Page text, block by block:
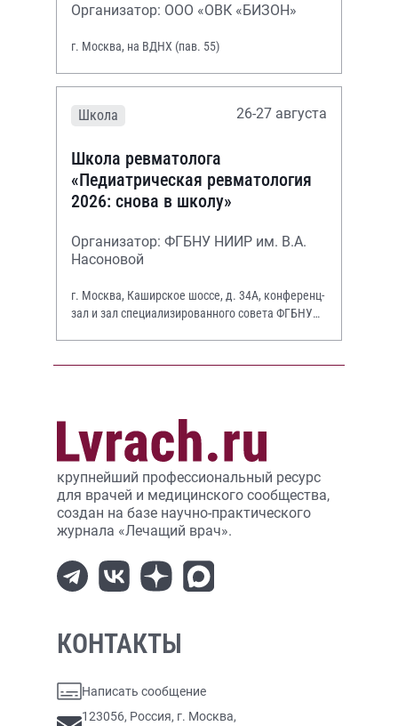
Организатор: ООО «ОВК «БИЗОН»
г. Москва, на ВДНХ (пав. 55)
Школа 26-27 августа
Школа ревматолога
«Педиатрическая ревматология
2026: снова в школу»
Организатор: ФГБНУ НИИР им. В.А.
Насоновой
г. Москва, Каширское шоссе, д. 34А, конференц-
зал и зал специализированного совета ФГБНУ
крупнейший профессиональный ресурс
для врачей и медицинского сообщества,
создан на базе научно-практического
журнала «Лечащий врач».
КОНТАКТЫ
Написать сообщение
123056, Россия, г. Москва,